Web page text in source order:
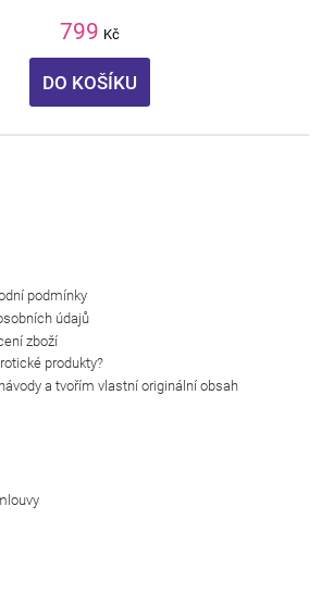
799 Kč
DO KOŠÍKU
podmínky
údajů
zboží
produkty?
a tvořím vlastní originální obsah